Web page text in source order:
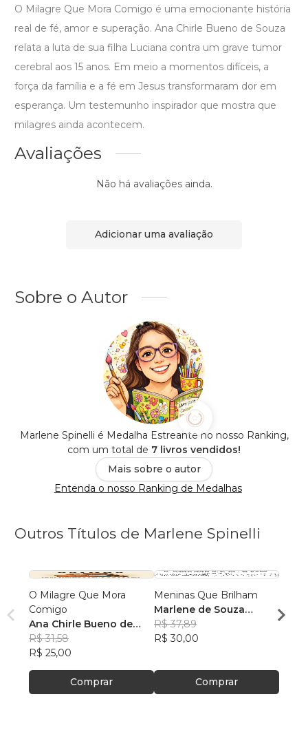
O Milagre Que Mora Comigo é uma emocionante história
real de fé, amor e superação. Ana Chirle Bueno de Souza
relata a luta de sua filha Luciana contra um grave tumor
cerebral aos 15 anos. Em meio a momentos difíceis, a
força da família e a fé em Jesus transformaram dor em
esperança. Um testemunho inspirador que mostra que
milagres ainda acontecem.
Avaliações
Não há avaliações ainda.
Adicionar uma avaliação
Sobre o Autor
Marlene Spinelli é Medalha Estreante no nosso Ranking,
com um total de 7 livros vendidos!
Mais sobre o autor
Entenda o nosso Ranking de Medalhas
Outros Títulos de Marlene Spinelli
O Milagre Que Mora
Comigo
Ana Chirle Bueno de
Souza
R$ 31,58
R$ 25,00
Comprar
Meninas Que Brilham
Marlene de Souza
Spinelli
R$ 37,89
R$ 30,00
Comprar
Sem
Ana